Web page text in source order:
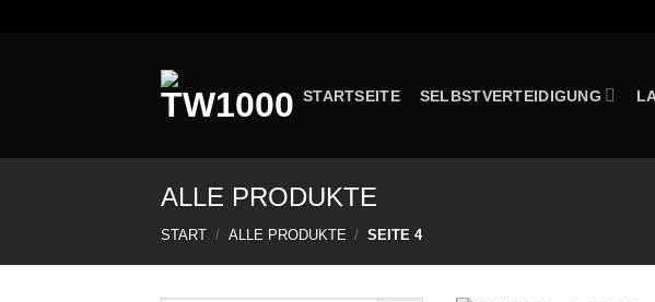
STARTSEITE SELBSTVERTEIDIGUNG
ALLE PRODUKTE
START / ALLE PRODUKTE / SEITE 4